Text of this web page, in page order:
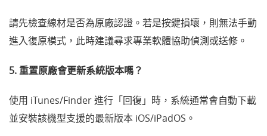
請先檢查線材是否為原廠認證。若是按鍵損壞，則無法手動
進入復原模式，此時建議尋求專業軟體協助偵測或送修。
5. 重置原廠會更新系統版本嗎？
使用 iTunes/Finder 進行「回復」時，系統通常會自動下載
並安裝該機型支援的最新版本 iOS/iPadOS。